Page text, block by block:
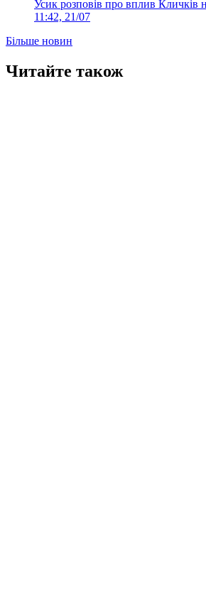
Усик розповів про вплив Кличків
11:42, 21/07
Більше новин
Читайте також